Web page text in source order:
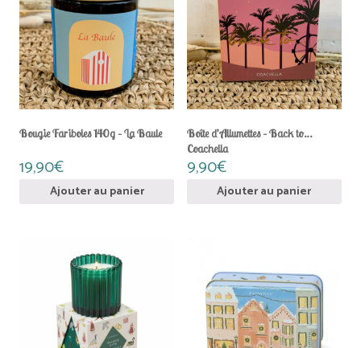
Bougie Fariboles 140g – La Baule
19,90€
Ajouter au panier
Boîte d’Allumettes – Back to…
Coachella
9,90€
Ajouter au panier